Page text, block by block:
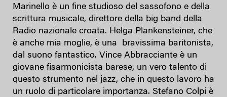
Marinello è un fine studioso del sassofono e della
scrittura musicale, direttore della big band della
Radio nazionale croata. Helga Plankensteiner, che
è anche mia moglie, è una bravissima baritonista,
dal suono fantastico. Vince Abbracciante è un
giovane fisarmonicista barese, un vero talento di
questo strumento nel jazz, che in questo lavoro ha
un ruolo di particolare importanza. Stefano Colpi è